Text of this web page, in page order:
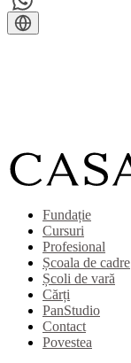
Fundație
Cursuri
Profesional
Școala de cadre
Școli de vară
Cărți
PanStudio
Contact
Povestea